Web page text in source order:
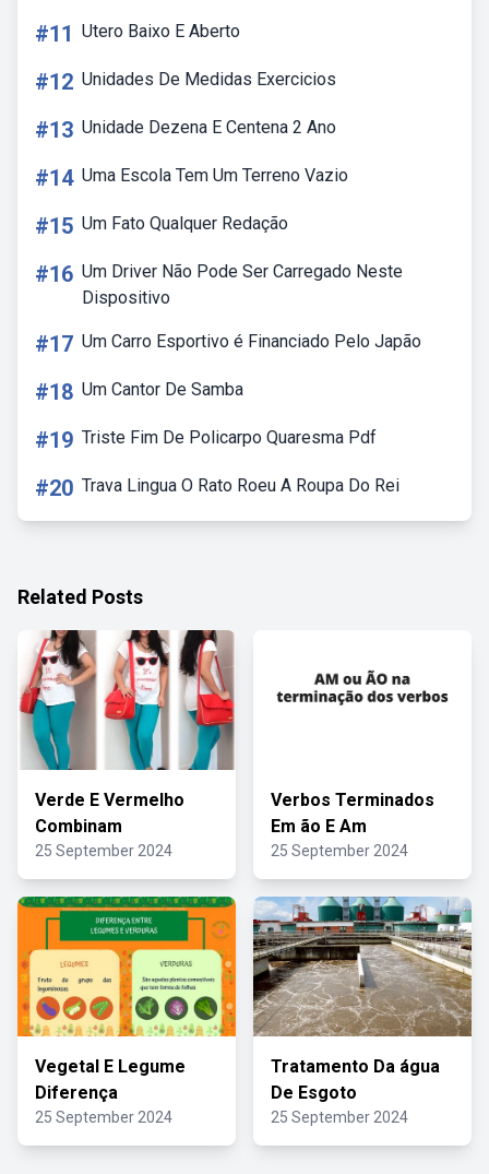
#11 Utero Baixo E Aberto
#12 Unidades De Medidas Exercicios
#13 Unidade Dezena E Centena 2 Ano
#14 Uma Escola Tem Um Terreno Vazio
#15 Um Fato Qualquer Redação
#16 Um Driver Não Pode Ser Carregado Neste
Dispositivo
#17 Um Carro Esportivo é Financiado Pelo Japão
#18 Um Cantor De Samba
#19 Triste Fim De Policarpo Quaresma Pdf
#20 Trava Lingua O Rato Roeu A Roupa Do Rei
Related Posts
Verde E Vermelho
Combinam
25 September 2024
Verbos Terminados
Em ão E Am
25 September 2024
Vegetal E Legume
Diferença
25 September 2024
Tratamento Da água
De Esgoto
25 September 2024